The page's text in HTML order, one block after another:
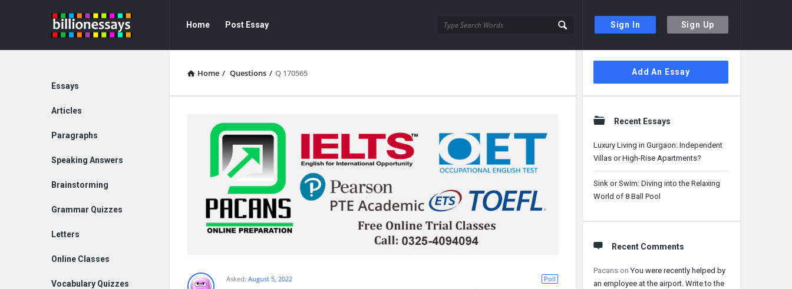
Sign In Sign Up
Billion
Essays
Essays
Navigation
Home Post Essay
Home / Questions / Q 170565
Poll
Asked: August 5, 2022
Sidebar
Add An Essay
Recent Essays
Luxury Living in Gurgaon: Independent
Villas or High-Rise Apartments?
Sink or Swim: Diving into the Relaxing
World of 8 Ball Pool
Recent Comments
Pacans onYou were recently helped by
an employee at the airport. Write to the
Explore
Essays
Articles
Paragraphs
Speaking Answers
Brainstorming
Grammar Quizzes
Letters
Online Classes
Vocabulary Quizzes